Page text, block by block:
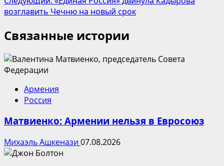
возглавить Чечню на новый срок
Связанные истории
Армения
Россия
Матвиенко: Армении нельзя в Евросоюз
Михаэль Ашкенази 07.08.2026